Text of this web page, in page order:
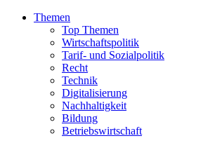
Themen
Top Themen
Wirtschaftspolitik
Tarif- und Sozialpolitik
Recht
Technik
Digitalisierung
Nachhaltigkeit
Bildung
Betriebswirtschaft